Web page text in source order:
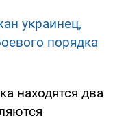
украинец,
порядка
находятся два